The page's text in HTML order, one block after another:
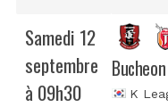
Samedi 12
septembre
à 09h30
K